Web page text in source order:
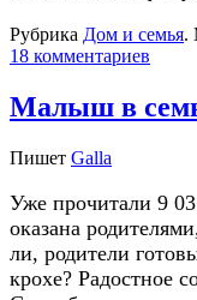
Рубрика Дом и семья.
18 комментариев
Малыш в
Пишет Galla
Уже прочитали 9
оказана
ли, родители
крохе? Радостное